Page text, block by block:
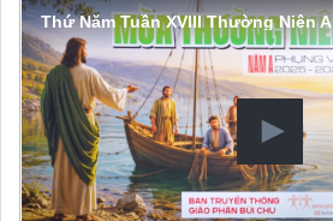
Thứ Năm Tuần XVIII Thường Niên A